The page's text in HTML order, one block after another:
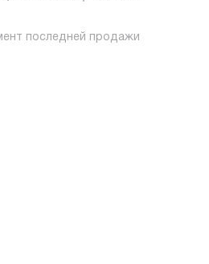
последней продажи